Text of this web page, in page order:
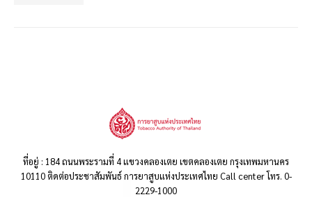
ที่อยู่ : 184 ถนนพระรามที่ 4 แขวงคลองเตย เขตคลองเตย กรุงเทพมหานคร
10110 ติดต่อประชาสัมพันธ์ การยาสูบแห่งประเทศไทย Call center โทร. 0-
2229-1000